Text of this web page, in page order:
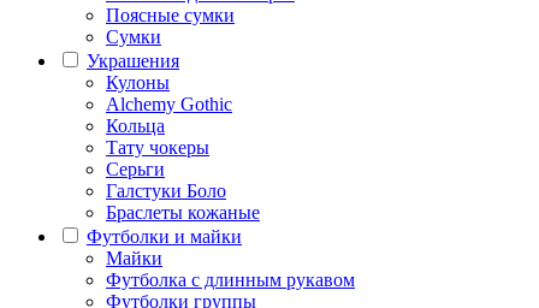
Поясные сумки
Сумки
Украшения
Кулоны
Alchemy Gothic
Кольца
Тату чокеры
Серьги
Галстуки Боло
Браслеты кожаные
Футболки и майки
Майки
Футболка с длинным рукавом
Футболки группы